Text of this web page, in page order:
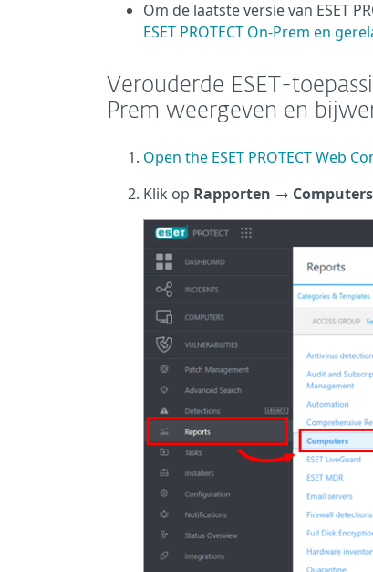
Om de laatste versie van ESET
ESET PROTECT On-Prem en
Verouderde ESET-
Prem weergeven en
Open the ESET PROTECT Web
Klik op Rapporten → Computers